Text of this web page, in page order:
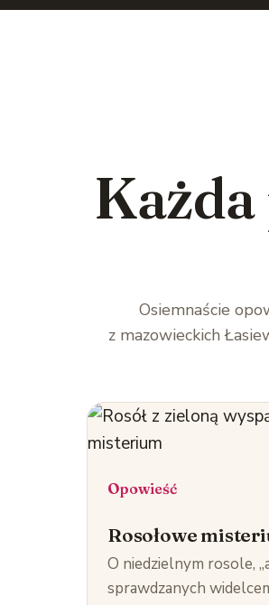
Osiemnaście
z mazowieckich
Opowieść
Rosołowe
O niedzielnym rosole,
sprawdzanych